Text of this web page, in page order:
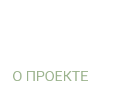
О ПРОЕКТЕ